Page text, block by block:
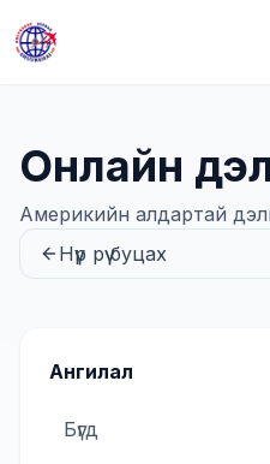
Онлайн
Америкийн алдартай
Нүүр рүү буцах
Ангилал
Бүгд